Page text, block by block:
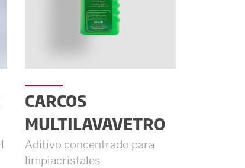
CARCOS
MULTILAVAVETRO
Aditivo concentrado para
limpiacristales